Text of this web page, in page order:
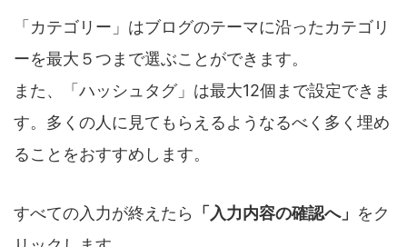
「カテゴリー」はブログのテーマに沿ったカテゴリ
ーを最大５つまで選ぶことができます。
また、「ハッシュタグ」は最大12個まで設定できま
す。多くの人に見てもらえるようなるべく多く埋め
ることをおすすめします。
すべての入力が終えたら 「入力内容の確認へ」 をク